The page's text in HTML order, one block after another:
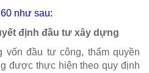
như sau:
định đầu tư xây dựng
đầu tư công, thẩm quyền
được thực hiện theo quy định